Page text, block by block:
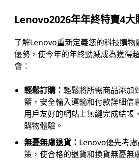
Lenovo2026年年終特賣4大
了解Lenovo重新定義您的科技購物
優勢，使今年的年終勁減成為獲得
會：
輕鬆訂購： 輕鬆將所需商品添加
籃，安全輸入運輸和付款詳細信
用戶友好的網站上無縫完成結帳
購物體驗。
無憂無慮退貨： Lenovo優先考
策，使合格的退貨和換貨無憂無